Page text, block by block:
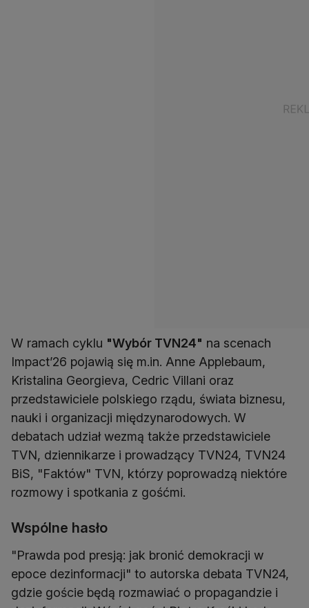
W ramach cyklu "Wybór TVN24" na scenach
Impact’26 pojawią się m.in. Anne Applebaum,
Kristalina Georgieva, Cedric Villani oraz
przedstawiciele polskiego rządu, świata biznesu,
nauki i organizacji międzynarodowych. W
debatach udział wezmą także przedstawiciele
TVN, dziennikarze i prowadzący TVN24, TVN24
BiS, "Faktów" TVN, którzy poprowadzą niektóre
rozmowy i spotkania z gośćmi.
Wspólne hasło
"Prawda pod presją: jak bronić demokracji w
epoce dezinformacji" to autorska debata TVN24,
gdzie goście będą rozmawiać o propagandzie i